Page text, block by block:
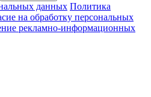
данных Политика
на обработку персональных
рекламно-информационных